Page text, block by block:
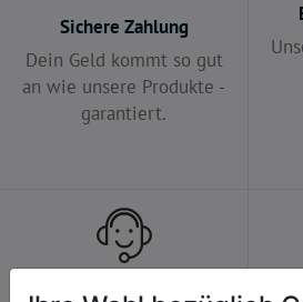
Sichere Zahlung
Dein Geld kommt so gut
an wie unsere Produkte -
garantiert.
Persönlicher Service